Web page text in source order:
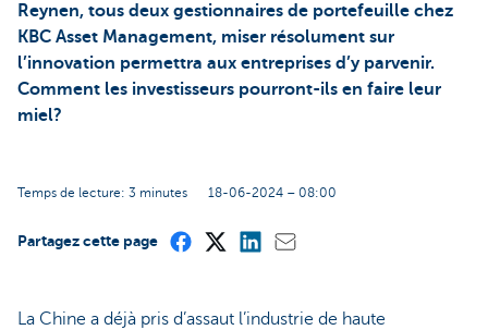
Reynen, tous deux gestionnaires de portefeuille chez
KBC Asset Management, miser résolument sur
l’innovation permettra aux entreprises d’y parvenir.
Comment les investisseurs pourront-ils en faire leur
miel?
Temps de lecture: 3 minutes 18-06-2024 – 08:00
Partagez cette page
La Chine a déjà pris d’assaut l’industrie de haute